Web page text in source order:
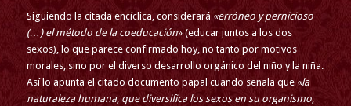
Siguiendo la citada encíclica, considerará «erróneo y pernicioso
(…) el método de la coeducación» (educar juntos a los dos
sexos), lo que parece confirmado hoy, no tanto por motivos
morales, sino por el diverso desarrollo orgánico del niño y la niña.
Así lo apunta el citado documento papal cuando señala que «la
naturaleza humana, que diversifica los sexos en su organismo,